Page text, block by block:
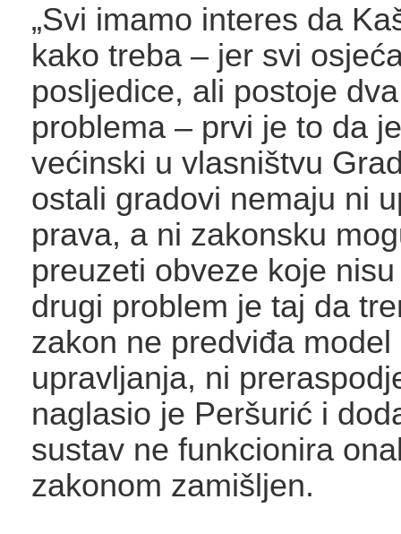
„Svi imamo interes da
kako treba – jer svi
posljedice, ali postoje
problema – prvi je to da
većinski u vlasništvu
ostali gradovi nemaju ni
prava, a ni zakonsku
preuzeti obveze koje
drugi problem je taj da
zakon ne predviđa
upravljanja, ni
naglasio je Peršurić i
sustav ne funkcionira
zakonom zamišljen.